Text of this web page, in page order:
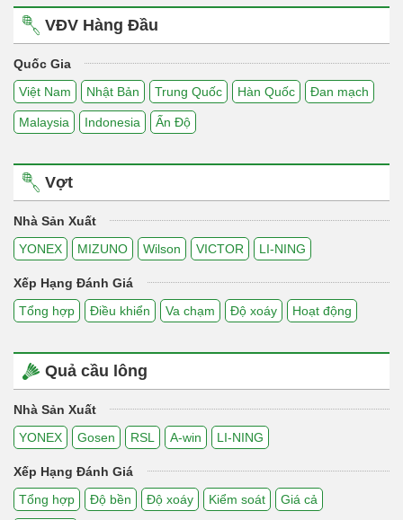
VĐV Hàng Đầu
Quốc Gia
Việt Nam
Nhật Bản Trung Quốc Hàn Quốc Đan mạch
Malaysia Indonesia Ấn Độ
Vợt
Nhà Sản Xuất
YONEX
MIZUNO Wilson VICTOR LI-NING
Xếp Hạng Đánh Giá
Tổng hợp
Điều khiển Va chạm Độ xoáy Hoạt động
Quả cầu lông
Nhà Sản Xuất
YONEX
Gosen RSL A-win LI-NING
Xếp Hạng Đánh Giá
Tổng hợp
Độ bền Độ xoáy Kiểm soát Giá cả